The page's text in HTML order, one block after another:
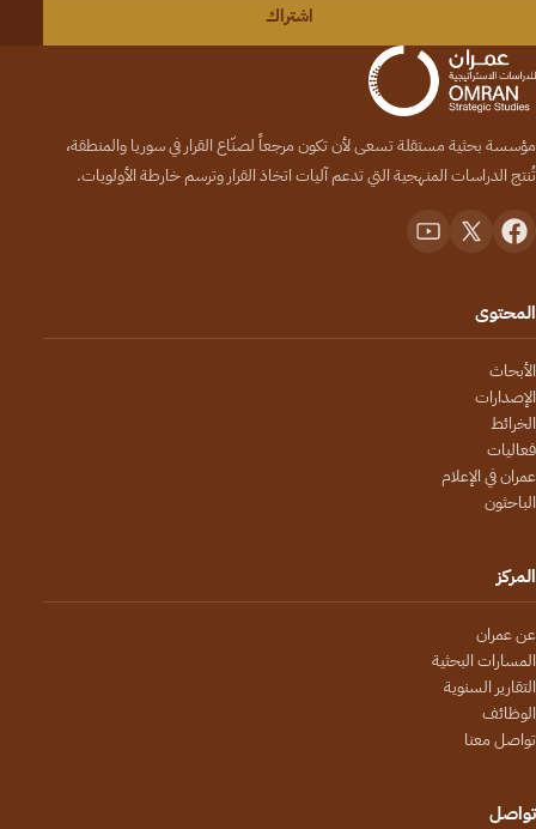
اشتراك
مؤسسة بحثية مستقلة تسعى لأن تكون مرجعاً لصنّاع القرار في سوريا والمنطقة،
تُنتج الدراسات المنهجية التي تدعم آليات اتخاذ القرار وترسم خارطة الأولويات.
المحتوى
الأبحاث
الإصدارات
الخرائط
فعاليات
عمران في الإعلام
الباحثون
المركز
عن عمران
المسارات البحثية
التقارير السنوية
الوظائف
تواصل معنا
تواصل